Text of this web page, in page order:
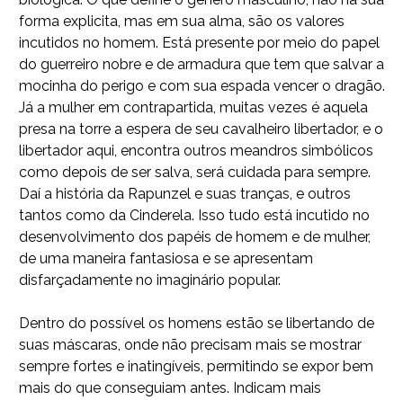
forma explicita, mas em sua alma, são os valores
incutidos no homem. Está presente por meio do papel
do guerreiro nobre e de armadura que tem que salvar a
mocinha do perigo e com sua espada vencer o dragão.
Já a mulher em contrapartida, muitas vezes é aquela
presa na torre a espera de seu cavalheiro libertador, e o
libertador aqui, encontra outros meandros simbólicos
como depois de ser salva, será cuidada para sempre.
Daí a história da Rapunzel e suas tranças, e outros
tantos como da Cinderela. Isso tudo está incutido no
desenvolvimento dos papéis de homem e de mulher,
de uma maneira fantasiosa e se apresentam
disfarçadamente no imaginário popular.
Dentro do possível os homens estão se libertando de
suas máscaras, onde não precisam mais se mostrar
sempre fortes e inatingíveis, permitindo se expor bem
mais do que conseguiam antes. Indicam mais